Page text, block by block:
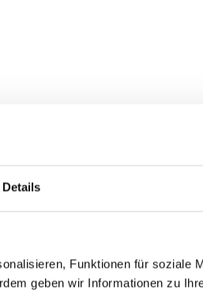
Details
Funktionen für soziale
geben wir Informationen zu